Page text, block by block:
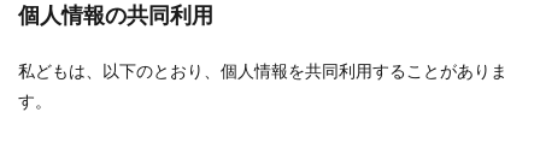
個人情報の共同利用
私どもは、以下のとおり、個人情報を共同利用することがありま
す。